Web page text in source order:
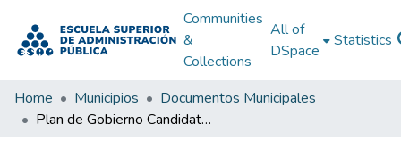
Communities
&
Collections
All of
DSpace
Statistics
Home Municipios
Documentos Municipales
Plan de Gobierno Candidato Carlos Alfonso Catrino Guevara a la Alcaldía de Choachí Cundinamarca 2012 - 2015: PG Choachí Cundinamarca 2012 - 2015